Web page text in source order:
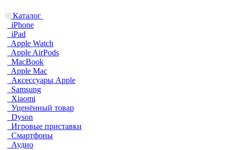
Каталог
iPhone
iPad
Apple Watch
Apple AirPods
MacBook
Apple Mac
Аксессуары Apple
Samsung
Xiaomi
Уценённый товар
Dyson
Игровые приставки
Смартфоны
Аудио